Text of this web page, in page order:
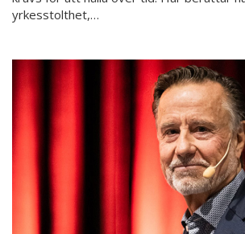
yrkesstolthet,…
Jörgen
Warberg:
“Jag
hittade
inte